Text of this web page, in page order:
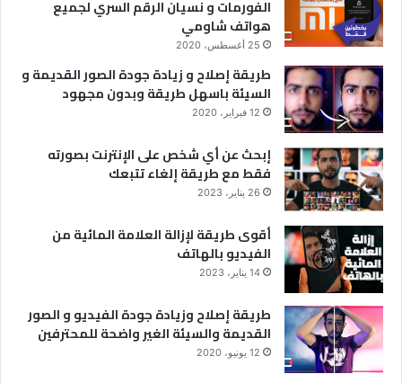
الفورمات و نسيان الرقم السري لجميع
هواتف شاومي
25 أغسطس، 2020
طريقة إصلاح و زيادة جودة الصور القديمة و
السيئة باسهل طريقة وبدون مجهود
12 فبراير، 2020
إبحث عن أي شخص على الإنترنت بصورته
فقط مع طريقة إلغاء تتبعك
26 يناير، 2023
أقوى طريقة لإزالة العلامة المائية من
الفيديو بالهاتف
14 يناير، 2023
طريقة إصلاح وزيادة جودة الفيديو و الصور
القديمة والسيئة الغير واضحة للمحترفين
12 يونيو، 2020